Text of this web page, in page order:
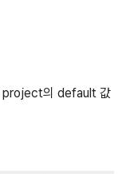
project의 default 값